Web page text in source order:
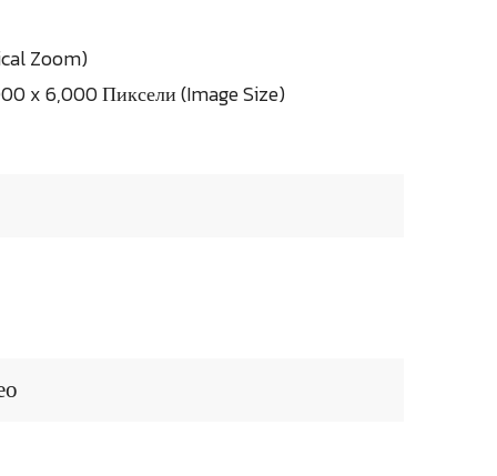
Zoom)
x 6,000 Пиксели (Image Size)